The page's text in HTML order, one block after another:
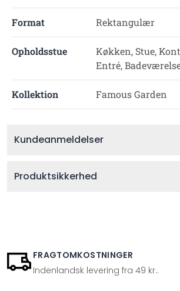
Format Rektangulær
Opholdsstue
Køkken, Stue,
Entré,
Kollektion Famous Garden
Kundeanmeldelser
Produktsikkerhed
FRAGTOMKOSTNINGER
Indenlandsk levering fra 49 kr..